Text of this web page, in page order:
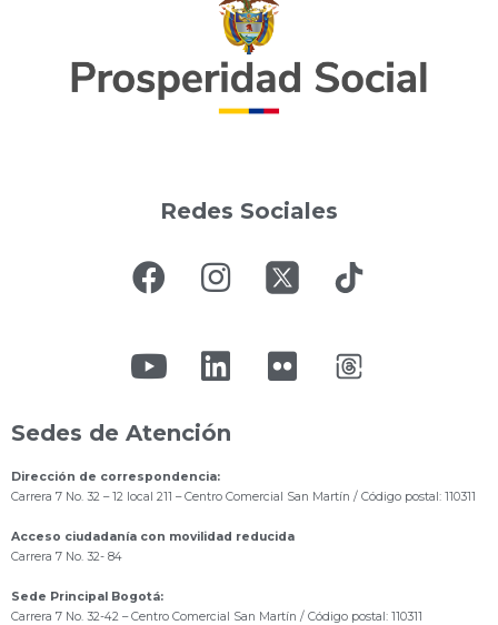
Redes Sociales
Sedes de Atención
Dirección de correspondencia:
Carrera 7 No. 32 – 12 local 211 – Centro Comercial San Martín / Código postal: 110311
Acceso ciudadanía con movilidad reducida
Carrera 7 No. 32- 84
Sede Principal Bogotá:
Carrera 7 No. 32-42 – Centro Comercial San Martín / Código postal: 110311